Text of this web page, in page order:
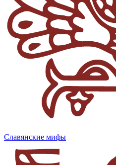
Славянские мифы